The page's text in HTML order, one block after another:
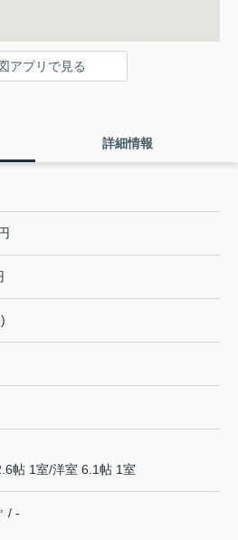
アプリで見る
詳細情報
帖 1室/洋室 6.1帖 1室
/ -